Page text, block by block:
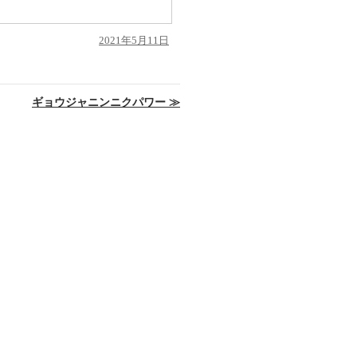
投
2021年5月11日
ギョウジャニンニクパワー ≫